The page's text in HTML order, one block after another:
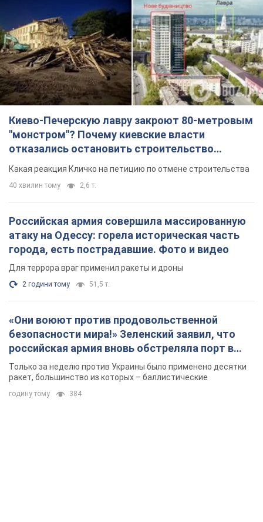
Киево-Печерскую лавру закроют 80-метровым
"монстром"? Почему киевские власти
отказались остановить строительство
небоскреба "московского верующего"
Какая реакция Кличко на петицию по отмене строительства
40 хвилин тому 2,6 т.
Российская армия совершила массированную
атаку на Одессу: горела историческая часть
города, есть пострадавшие. Фото и видео
Для террора враг применил ракеты и дроны
2 години тому 51,5 т.
«Они воюют против продовольственной
безопасности мира!» Зеленский заявил, что
российская армия вновь обстреляла порт в
Одессе
Только за неделю против Украины было применено десятки